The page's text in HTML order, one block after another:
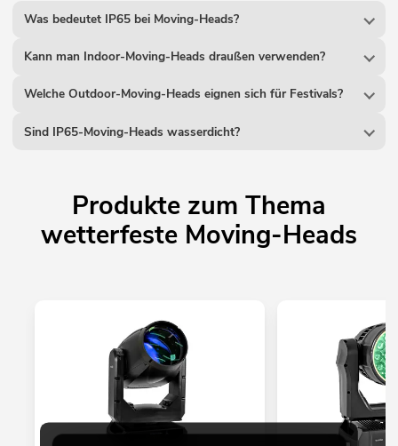
Was bedeutet IP65 bei Moving-Heads?
Kann man Indoor-Moving-Heads draußen verwenden?
Welche Outdoor-Moving-Heads eignen sich für Festivals?
Sind IP65-Moving-Heads wasserdicht?
Produkte zum Thema
wetterfeste Moving-Heads